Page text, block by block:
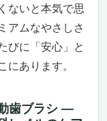
ないと本気で思
アムなやさしさ
びに「安心」と
にあります。
歯ブラシ ―